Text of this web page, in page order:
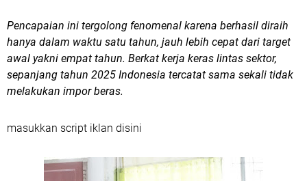
Pencapaian ini tergolong fenomenal karena berhasil diraih
hanya dalam waktu satu tahun, jauh lebih cepat dari target
awal yakni empat tahun. Berkat kerja keras lintas sektor,
sepanjang tahun 2025 Indonesia tercatat sama sekali tidak
melakukan impor beras.
masukkan script iklan disini